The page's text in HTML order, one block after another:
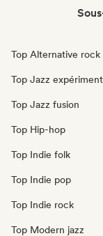
Top Alternative rock
Top Jazz
Top Jazz fusion
Top Hip-hop
Top Indie folk
Top Indie pop
Top Indie rock
Top Modern jazz